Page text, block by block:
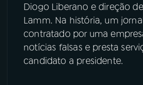
ÚLTIMAS
08PRÊMIO RÁDIO MEC
Diogo Liberano e direção
Lamm. Na história, um
contratado por uma
notícias falsas e presta
candidato a presidente.